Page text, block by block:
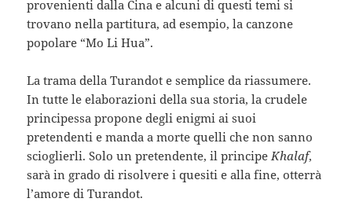
provenienti dalla Cina e alcuni di questi temi si
trovano nella partitura, ad esempio, la canzone
popolare “Mo Li Hua”.
La trama della Turandot e semplice da riassumere.
In tutte le elaborazioni della sua storia, la crudele
principessa propone degli enigmi ai suoi
pretendenti e manda a morte quelli che non sanno
scioglierli. Solo un pretendente, il principe Khalaf,
sarà in grado di risolvere i quesiti e alla fine, otterrà
l’amore di Turandot.